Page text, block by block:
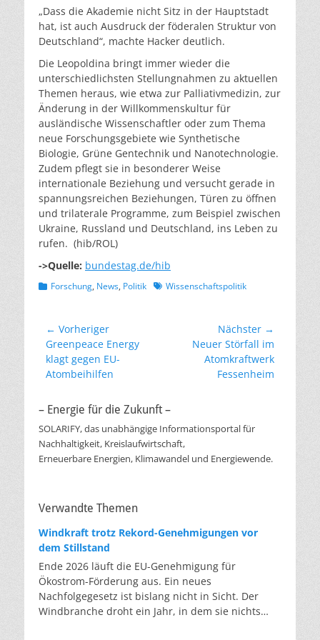
„Dass die Akademie nicht Sitz in der Hauptstadt
hat, ist auch Ausdruck der föderalen Struktur von
Deutschland“, machte Hacker deutlich.
Die Leopoldina bringt immer wieder die
unterschiedlichsten Stellungnahmen zu aktuellen
Themen heraus, wie etwa zur Palliativmedizin, zur
Änderung in der Willkommenskultur für
ausländische Wissenschaftler oder zum Thema
neue Forschungsgebiete wie Synthetische
Biologie, Grüne Gentechnik und Nanotechnologie.
Zudem pflegt sie in besonderer Weise
internationale Beziehung und versucht gerade in
spannungsreichen Beziehungen, Türen zu öffnen
und trilaterale Programme, zum Beispiel zwischen
Ukraine, Russland und Deutschland, ins Leben zu
rufen. (hib/ROL)
->Quelle: bundestag.de/hib
Kategorien
Forschung, News, Politik Schlagworte
Wissenschaftspolitik
Beitragsnavigation
← Vorheriger
Vorheriger
Beitrag:
Greenpeace Energy
klagt gegen EU-
Atombeihilfen
Nächster →
NächsterNeuer Störfall im
Atomkraftwerk
Fessenheim
– Energie für die Zukunft –
SOLARIFY, das unabhängige Informationsportal für
Nachhaltigkeit, Kreislaufwirtschaft,
Erneuerbare Energien, Klimawandel und Energiewende.
Verwandte Themen
Windkraft trotz Rekord-Genehmigungen vor
dem Stillstand
Ende 2026 läuft die EU-Genehmigung für
Ökostrom-Förderung aus. Ein neues
Nachfolgegesetz ist bislang nicht in Sicht. Der
Windbranche droht ein Jahr, in dem sie nichts